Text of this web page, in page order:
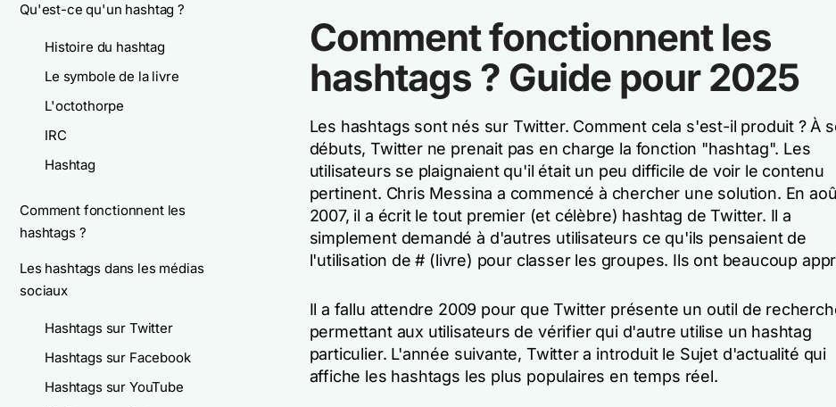
Qu'est-ce qu'un hashtag ?
Histoire du hashtag
Le symbole de la livre
L'octothorpe
IRC
Hashtag
Comment fonctionnent les
hashtags ?
Les hashtags dans les médias
sociaux
Hashtags sur Twitter
Hashtags sur Facebook
Hashtags sur YouTube
Comment fonctionnent les
hashtags ? Guide pour 2025
Les hashtags sont nés sur Twitter. Comment cela s'est-il produit ? À
débuts, Twitter ne prenait pas en charge la fonction "hashtag". Les
utilisateurs se plaignaient qu'il était un peu difficile de voir le contenu
pertinent. Chris Messina a commencé à chercher une solution. En
2007, il a écrit le tout premier (et célèbre) hashtag de Twitter. Il a
simplement demandé à d'autres utilisateurs ce qu'ils pensaient de
l'utilisation de # (livre) pour classer les groupes. Ils ont beaucoup
Il a fallu attendre 2009 pour que Twitter présente un outil de
permettant aux utilisateurs de vérifier qui d'autre utilise un hashtag
particulier. L'année suivante, Twitter a introduit le Sujet d'actualité qui
affiche les hashtags les plus populaires en temps réel.